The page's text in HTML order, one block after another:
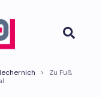

>
Zu Fuß